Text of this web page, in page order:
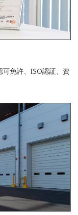
免許、ISO認証、資